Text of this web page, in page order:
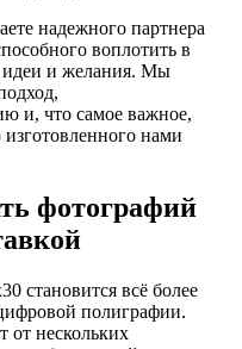
надежного партнера
воплотить в
идеи и желания. Мы
и, что самое важное,
изготовленного нами
фотографий
становится всё более
полиграфии.
от нескольких